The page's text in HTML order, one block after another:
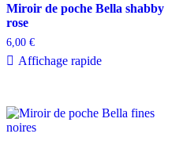
Miroir de poche Bella shabby
rose
6,00 €
Affichage rapide